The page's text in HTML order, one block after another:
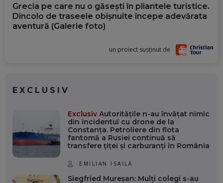
REDACȚIA SPOTMEDIA.RO
IERI, 19:15
Avem sesiune extraordinară la
Parlament și săptămâna viitoare.
Legile de pe agendă
USR și PNL duc Legea integrității
vacanță pentru a evita pierderea
banilor din PNRR
IERI, 18:39
Bolojan, înaintea evaluării
Moody’s: România a îndeplinit
Grecia pe care nu o găsești în pliantele turistice.
Dincolo de traseele obișnuite începe adevărata
aventură (Galerie foto)
un proiect susținut de
EXCLUSIV
ExclusivAutoritățile n-au învățat nimic
din incidentul cu drone de la
Constanța. Petroliere din flota
fantomă a Rusiei continuă să
transfere țiței și carburanți în România
EMILIAN ISAILĂ
Siegfried Mureșan: Mulți colegi s-au